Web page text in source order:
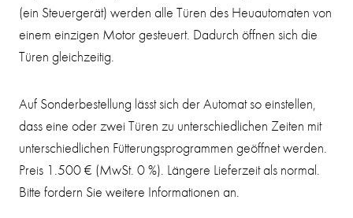
(ein Steuergerät) werden alle Türen des Heuautomaten von
einem einzigen Motor gesteuert. Dadurch öffnen sich die
Türen gleichzeitig.
Auf Sonderbestellung lässt sich der Automat so einstellen,
dass eine oder zwei Türen zu unterschiedlichen Zeiten mit
unterschiedlichen Fütterungsprogrammen geöffnet werden.
Preis 1.500 € (MwSt. 0 %). Längere Lieferzeit als normal.
Bitte fordern Sie weitere Informationen an.